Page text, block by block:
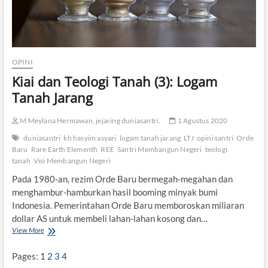
OPINI
Kiai dan Teologi Tanah (3): Logam
Tanah Jarang
M Meylana Hermawan, jejaring duniasantri.
1 Agustus 2020
duniasantri kh hasyim asyari logam tanah jarang LTJ opini santri Orde
Baru Rare Earth Elementh REE Santri Membangun Negeri teologi
tanah Visi Membangun Negeri
Pada 1980-an, rezim Orde Baru bermegah-megahan dan
menghambur-hamburkan hasil booming minyak bumi
Indonesia. Pemerintahan Orde Baru memboroskan miliaran
dollar AS untuk membeli lahan-lahan kosong dan…
View MoreK
i
Pages: 1 2 3 4